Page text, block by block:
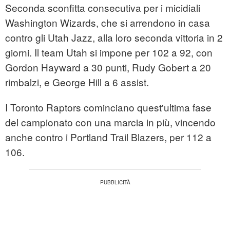
Seconda sconfitta consecutiva per i micidiali
Washington Wizards, che si arrendono in casa
contro gli Utah Jazz, alla loro seconda vittoria in 2
giorni. Il team Utah si impone per 102 a 92, con
Gordon Hayward a 30 punti, Rudy Gobert a 20
rimbalzi, e George Hill a 6 assist.
I Toronto Raptors cominciano quest'ultima fase
del campionato con una marcia in più, vincendo
anche contro i Portland Trail Blazers, per 112 a
106.